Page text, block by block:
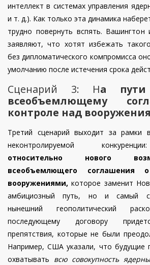
интеллект в системах управления
и т. д.). Как только эта динамика
трудно повернуть вспять.
заявляют, что хотят избежать
без дипломатического компромисса
умолчанию после истечения срока
Сценарий 3: На
всеобъемлющему
контроле над
Третий сценарий выходит за рамки
неконтролируемой
относительно нового
всеобъемлющего соглашения
вооружениями, которое заменит
амбициозный путь, но и самый
нынешний геополитический
последующему договору
препятствия, которые не были
Например, США указали, что будущие
охватывать всю совокупность